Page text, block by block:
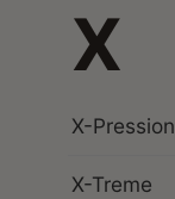
X
X-Pression
X-Treme